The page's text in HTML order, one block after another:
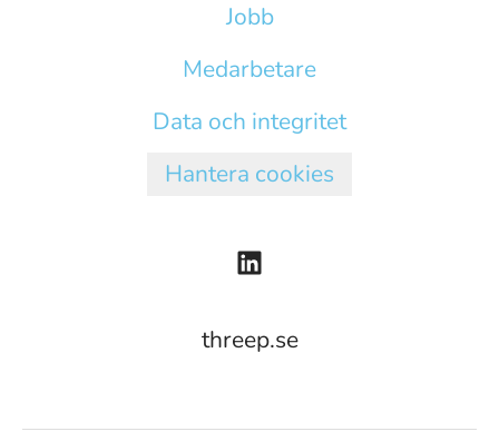
Jobb
Medarbetare
Data och integritet
Hantera cookies
threep.se